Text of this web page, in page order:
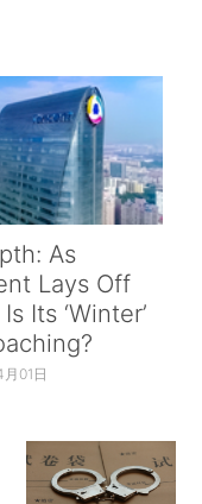
As
Lays Off
Its ‘Winter’
01日